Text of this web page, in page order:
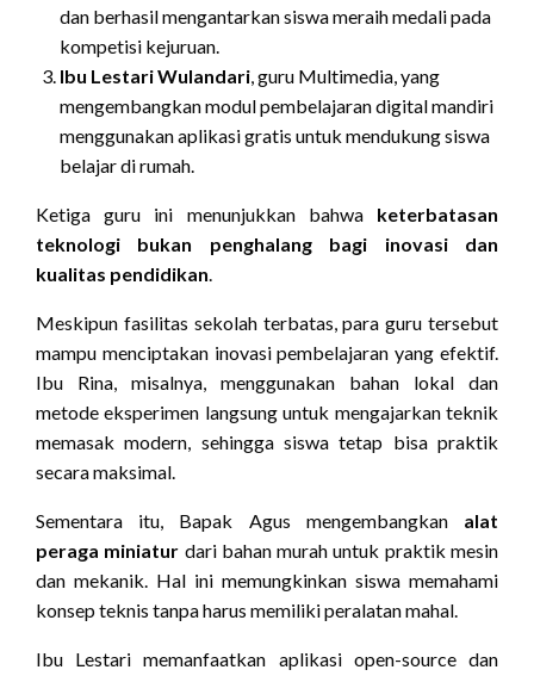
dan berhasil mengantarkan siswa meraih medali pada
kompetisi kejuruan.
Ibu Lestari Wulandari, guru Multimedia, yang
mengembangkan modul pembelajaran digital mandiri
menggunakan aplikasi gratis untuk mendukung siswa
belajar di rumah.
Ketiga guru ini menunjukkan bahwa keterbatasan
teknologi bukan penghalang bagi inovasi dan
kualitas pendidikan.
Meskipun fasilitas sekolah terbatas, para guru tersebut
mampu menciptakan inovasi pembelajaran yang efektif.
Ibu Rina, misalnya, menggunakan bahan lokal dan
metode eksperimen langsung untuk mengajarkan teknik
memasak modern, sehingga siswa tetap bisa praktik
secara maksimal.
Sementara itu, Bapak Agus mengembangkan alat
peraga miniatur dari bahan murah untuk praktik mesin
dan mekanik. Hal ini memungkinkan siswa memahami
konsep teknis tanpa harus memiliki peralatan mahal.
Ibu Lestari memanfaatkan aplikasi open-source dan